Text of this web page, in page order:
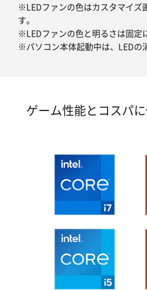
※LEDファンの色はカスタマイズ
す。
※LEDファンの色と明るさは固定
※パソコン本体起動中は、LEDの
ゲーム性能とコスパ